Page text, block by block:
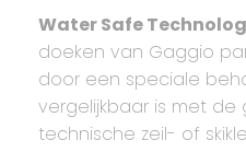
Water Safe
doeken van Gaggio
door een speciale
vergelijkbaar is met
technische zeil- of